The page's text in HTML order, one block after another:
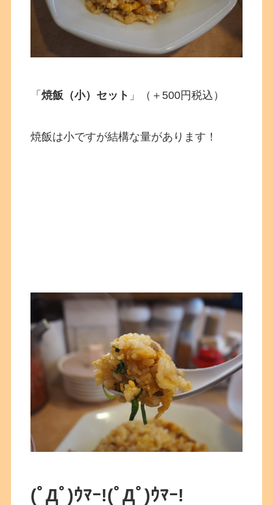
「焼飯（小）セット 」（＋500円税込）
焼飯は小ですが結構な量があります！
(ﾟДﾟ)ｳﾏｰ!(ﾟДﾟ)ｳﾏｰ!